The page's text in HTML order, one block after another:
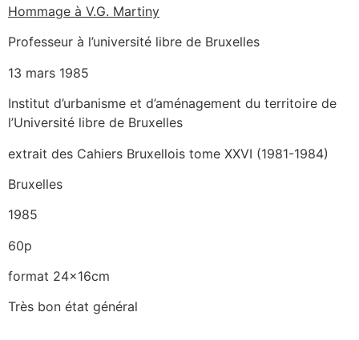
Hommage à V.G. Martiny
Professeur à l’université libre de Bruxelles
13 mars 1985
Institut d’urbanisme et d’aménagement du territoire de
l’Université libre de Bruxelles
extrait des Cahiers Bruxellois tome XXVI (1981-1984)
Bruxelles
1985
60p
format 24x16cm
Très bon état général